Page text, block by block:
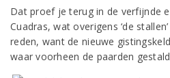
Dat proef je terug in de verfijnde
Cuadras, wat overigens ‘de
reden, want de nieuwe
waar voorheen de paarden